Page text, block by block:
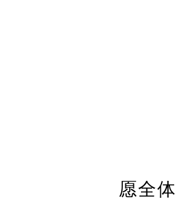
愿全